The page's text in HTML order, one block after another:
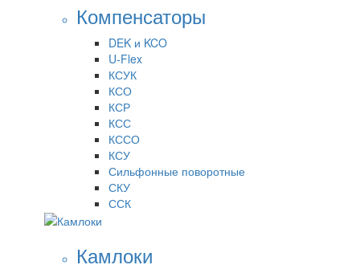
Компенсаторы
DEK и KCO
U-Flex
КСУК
КСО
КСР
КСС
КССО
КСУ
Сильфонные поворотные
СКУ
ССК
Камлоки